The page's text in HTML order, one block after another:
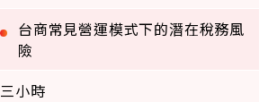
台商常見營運模式下的潛在稅務風
險
三小時